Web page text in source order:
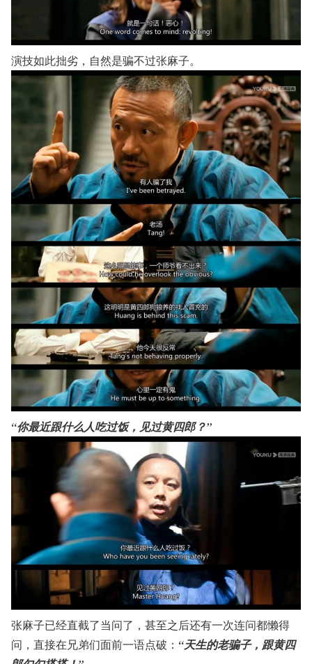
演技如此拙劣，自然是骗不过张麻子。
“你最近跟什么人吃过饭，见过黄四郎？”
张麻子已经直截了当问了，甚至之后还有一次连问都懒得
问，直接在兄弟们面前一语点破： “天生的老骗子，跟黄四